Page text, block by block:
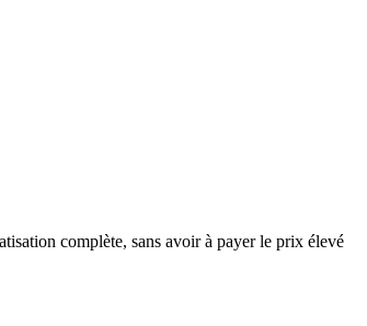
complète, sans avoir à payer le prix élevé